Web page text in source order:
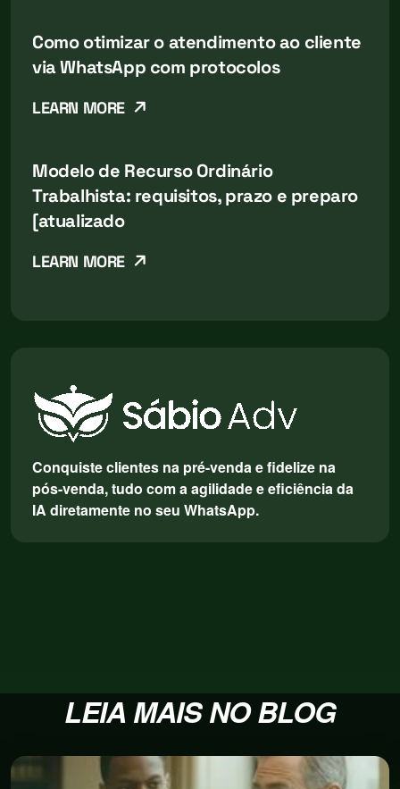
Como otimizar o atendimento ao cliente
via WhatsApp com protocolos
LEARN MORE
Modelo de Recurso Ordinário
Trabalhista: requisitos, prazo e preparo
[atualizado
LEARN MORE
Conquiste clientes na pré-venda e fidelize na
pós-venda, tudo com a agilidade e eficiência da
IA diretamente no seu WhatsApp.
LEIA MAIS NO BLOG